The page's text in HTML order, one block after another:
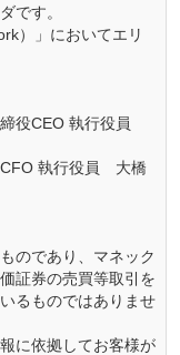
です。
）」においてエリ
役CEO 執行役員
執行役員 大橋
のであり、マネック
証券の売買等取引を
るものではありませ
に依拠してお客様が